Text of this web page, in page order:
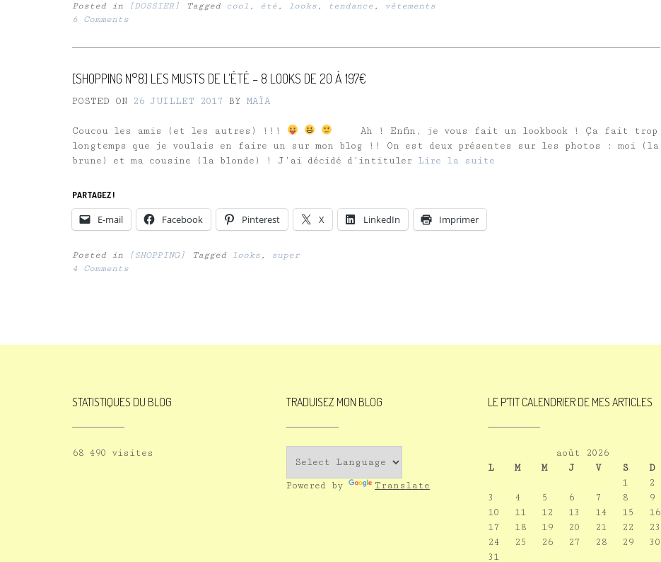
Posted in [DOSSIER] Tagged cool , été , looks , tendance ,
vêtements
6 Comments
[SHOPPING N°8] LES MUSTS DE L’ÉTÉ – 8 LOOKS DE 20 À 197€
POSTED ON 26 JUILLET 2017 BY MAÏA
Coucou les amis (et les autres) !!!
Ah ! Enfin, je vous fait un lookbook ! Ça fait trop
longtemps que je voulais en faire un sur mon blog !! On est deux présentes sur les photos : moi (la
brune) et ma cousine (la blonde) ! J’ai décidé d’intituler Lire la suite
PARTAGEZ !
E-mail Facebook Pinterest X LinkedIn Imprimer
Posted in [SHOPPING] Tagged looks ,
super
4 Comments
STATISTIQUES DU BLOG
68 490 visites
TRADUISEZ MON BLOG
Powered by Translate
LE P’TIT CALENDRIER DE MES ARTICLES
août 2026
L
M M J V S
D
1
2
3
4 5 6 7 8
9
10
11 12 13 14 15
16
17
18 19 20 21 22
23
24
25 26 27 28 29
30
31